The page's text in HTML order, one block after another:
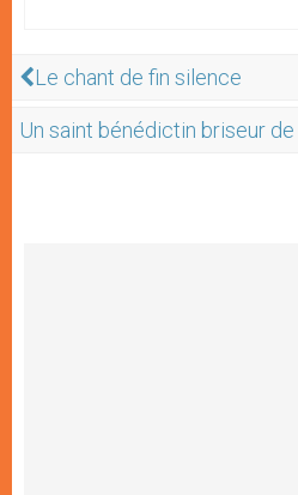
Le chant de fin silence
Un saint bénédictin briseur